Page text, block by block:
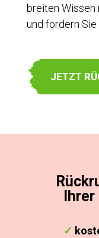
breiten Wissen
und fordern Sie
JETZT
✓